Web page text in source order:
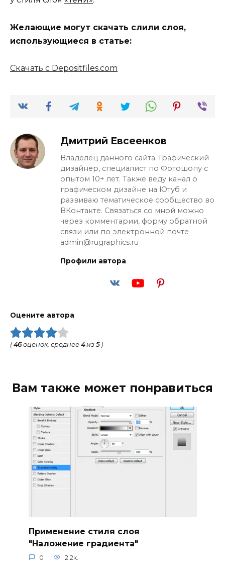
Желающие могут скачать слили слоя,
использующиеся в статье:
Скачать с Depositfiles.com
Дмитрий Евсеенков
Владелец данного сайта. Графический
дизайнер, специалист по Фотошопу с
опытом 10+ лет. Также веду канал о
графическом дизайне на Ютуб и
развиваю тематическое сообщество во
ВКонтакте. Связаться со мной можно
через комментарии, форму обратной
связи или по электронной почте
admin@rugraphics.ru
Профили автора
Оцените автора
(46оценок, среднее 4из 5)
Вам также может понравиться
Применение стиля слоя
"Наложение градиента"
0 2.2к.